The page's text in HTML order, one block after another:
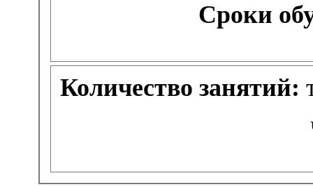
Сроки
Количество занятий: